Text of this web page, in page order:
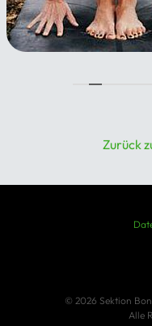
Zurück
© 2026 Sektion
Alle